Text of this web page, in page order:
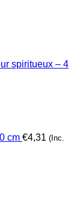
spiritueux – 4
cm €4,31 (Inc.